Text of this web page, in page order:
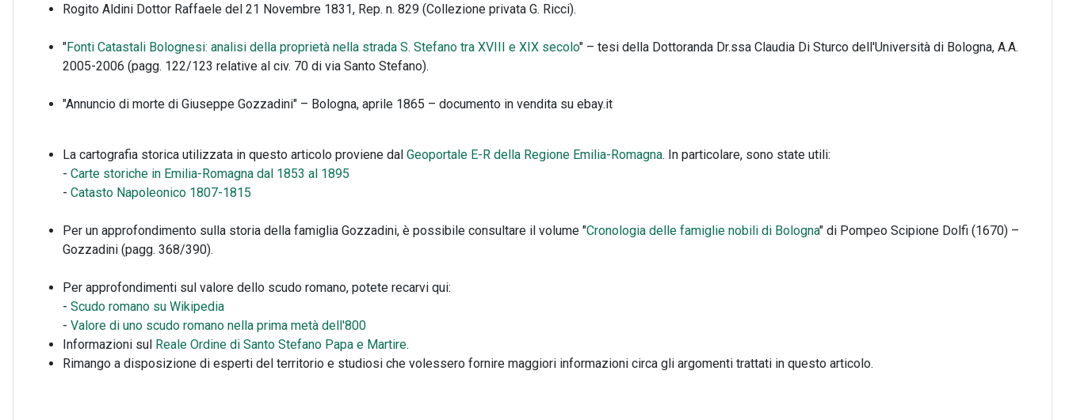
Rogito Aldini Dottor Raffaele del 21 Novembre 1831, Rep. n. 829 (Collezione privata G. Ricci).
"Fonti Catastali Bolognesi: analisi della proprietà nella strada S. Stefano tra XVIII e XIX secolo" – tesi della Dottoranda Dr.ssa Claudia Di Sturco dell'Università di Bologna, A.A.
2005-2006 (pagg. 122/123 relative al civ. 70 di via Santo Stefano).
"Annuncio di morte di Giuseppe Gozzadini" – Bologna, aprile 1865 – documento in vendita su ebay.it
La cartografia storica utilizzata in questo articolo proviene dal Geoportale E-R della Regione Emilia-Romagna. In particolare, sono state utili:
- Carte storiche in Emilia-Romagna dal 1853 al 1895
- Catasto Napoleonico 1807-1815
Per un approfondimento sulla storia della famiglia Gozzadini, è possibile consultare il volume "Cronologia delle famiglie nobili di Bologna" di Pompeo Scipione Dolfi (1670) –
Gozzadini (pagg. 368/390).
Per approfondimenti sul valore dello scudo romano, potete recarvi qui:
- Scudo romano su Wikipedia
- Valore di uno scudo romano nella prima metà dell'800
Informazioni sul Reale Ordine di Santo Stefano Papa e Martire.
Rimango a disposizione di esperti del territorio e studiosi che volessero fornire maggiori informazioni circa gli argomenti trattati in questo articolo.